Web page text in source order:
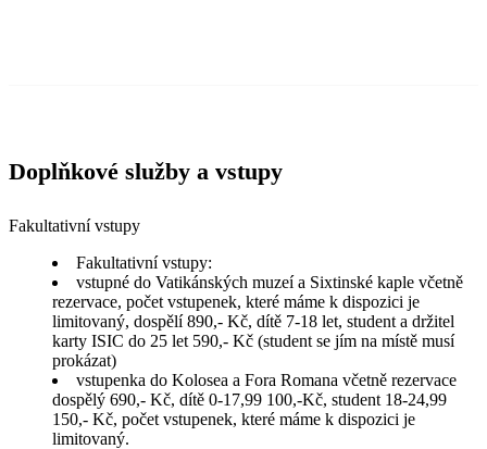
Doplňkové služby a vstupy
Fakultativní vstupy
Fakultativní vstupy:
vstupné do Vatikánských muzeí a Sixtinské kaple včetně
rezervace, počet vstupenek, které máme k dispozici je
limitovaný, dospělí 890,- Kč, dítě 7-18 let, student a držitel
karty ISIC do 25 let 590,- Kč (student se jím na místě musí
prokázat)
vstupenka do Kolosea a Fora Romana včetně rezervace
dospělý 690,- Kč, dítě 0-17,99 100,-Kč, student 18-24,99
150,- Kč, počet vstupenek, které máme k dispozici je
limitovaný.